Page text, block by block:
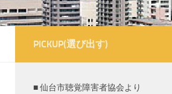
PICKUP(選び出す)
■ 仙台市聴覚障害者協会より